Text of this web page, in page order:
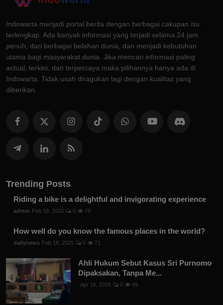
Indowarta menjadi portal berita dengan berbagai cakupan isu
terlengkap. Ada banyak informasi yang terjadi selama 24 jam
penuh, dari berbagai belahan dunia, dan menjadi kebutuhan
utama bagi masyarakat dunia. Jika mencari informasi paling
actual, terkini, dan terpercaya maka pilihannya hanya ada di
Indowarta. Tidak usah diragukan lagi dengan kualitas yang
diberikan.
Trending Posts
Riding a bike is a delightful and invigorating experience
admin Feb 19, 2025 0 79
How well do you know the famous places in the world?
dailynews Feb 18, 2025 0 71
Ahli Hukum Sebut Kasus Sri Purnomo
Dipaksakan, Tanpa Me...
Apr 15, 2026 0 69